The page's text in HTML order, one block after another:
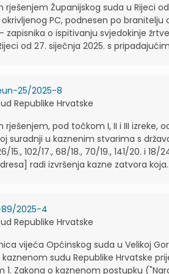
rješenjem Županijskog suda u Rijeci
PC, podnesen po branitelju
zapisnika o ispitivanju svjedokinje
od 27. siječnja 2025. s
25/2025-8
Republike Hrvatske
rješenjem, pod točkom I, II i III
suradnji u kaznenim stvarima s
26/15., 102/17., 68/18., 70/19., 141/20. i
radi izvršenja kazne zatvora
89/2025-4
Republike Hrvatske
vijeća Općinskog suda u Velikoj
sudu Republike Hrvatske
Zakona o kaznenom postupku